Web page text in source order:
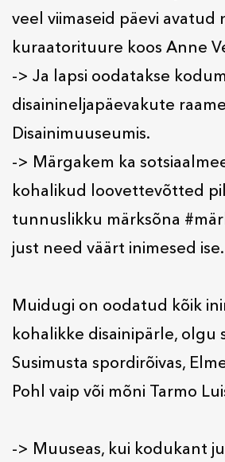
veel viimaseid päevi avatud
kuraatorituure koos Anne
-> Ja lapsi oodatakse
disainineljapäevakute
Disainimuuseumis.
-> Märgakem ka
kohalikud loovettevõtted
tunnuslikku märksõna
just need väärt inimesed ise.
Muidugi on oodatud kõik
kohalikke disainipärle, olgu
Susimusta spordirõivas,
Pohl vaip või mõni Tarmo
-> Muuseas, kui kodukant